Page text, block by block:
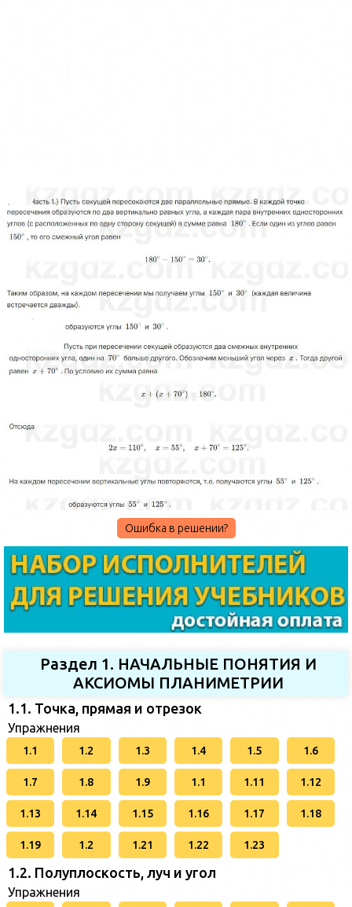
Ошибка в решении?
Раздел 1. НАЧАЛЬНЫЕ ПОНЯТИЯ И
АКСИОМЫ ПЛАНИМЕТРИИ
1.1. Точка, прямая и отрезок
Упражнения
1.1 1.2 1.3 1.4 1.5 1.6
1.7 1.8 1.9 1.1 1.11 1.12
1.13 1.14 1.15 1.16 1.17 1.18
1.19 1.2 1.21 1.22 1.23
1.2. Полуплоскость, луч и угол
Упражнения